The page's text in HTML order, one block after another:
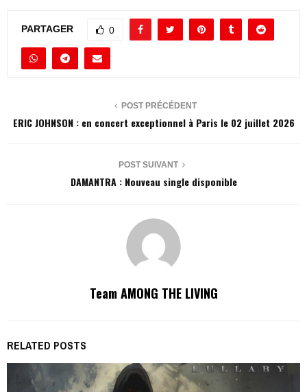
PARTAGER 0
POST PRÉCÉDENT
ERIC JOHNSON : en concert exceptionnel à Paris le 02 juillet 2026
POST SUIVANT
DAMANTRA : Nouveau single disponible
Team AMONG THE LIVING
RELATED POSTS